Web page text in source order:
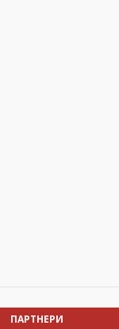
ПАРТНЕРИ